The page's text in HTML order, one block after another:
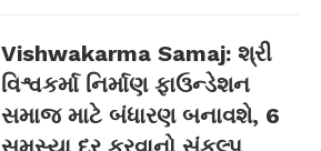
Vishwakarma Samaj: શ્રી
વિશ્વકર્મા નિર્માણ ફાઉન્ડેશન
સમાજ માટે બંધારણ બનાવશે, 6